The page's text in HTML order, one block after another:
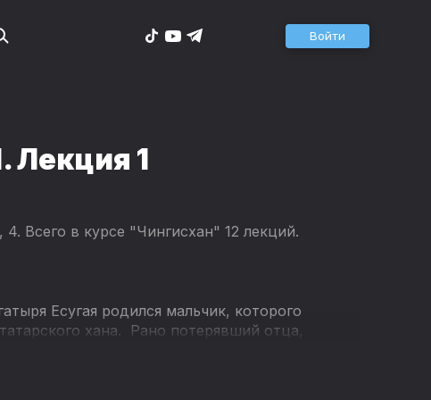
Войти
Лекция 1
Всего в курсе "Чингисхан" 12 лекций.
Есугая родился мальчик, которого
хана. Рано потерявший отца,